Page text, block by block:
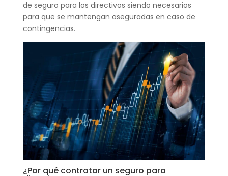
de seguro para los directivos siendo necesarios
para que se mantengan aseguradas en caso de
contingencias.
¿Por qué contratar un seguro para